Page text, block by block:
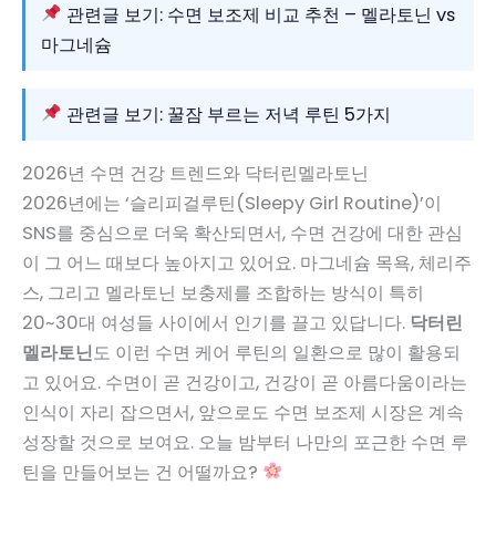
관련글 보기: 수면 보조제 비교 추천 – 멜라토닌 vs
마그네슘
관련글 보기: 꿀잠 부르는 저녁 루틴 5가지
2026년 수면 건강 트렌드와 닥터린멜라토닌
2026년에는 ‘슬리피걸루틴(Sleepy Girl Routine)’이
SNS를 중심으로 더욱 확산되면서, 수면 건강에 대한 관심
이 그 어느 때보다 높아지고 있어요. 마그네슘 목욕, 체리주
스, 그리고 멜라토닌 보충제를 조합하는 방식이 특히
20~30대 여성들 사이에서 인기를 끌고 있답니다. 닥터린
멜라토닌도 이런 수면 케어 루틴의 일환으로 많이 활용되
고 있어요. 수면이 곧 건강이고, 건강이 곧 아름다움이라는
인식이 자리 잡으면서, 앞으로도 수면 보조제 시장은 계속
성장할 것으로 보여요. 오늘 밤부터 나만의 포근한 수면 루
틴을 만들어보는 건 어떨까요?